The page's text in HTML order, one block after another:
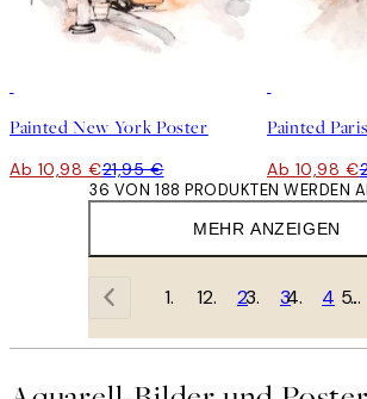
Painted New York Poster
Ab 10,98 €21,95 €
Painted
Ab 10,98 €
MEHR ANZEIGEN
36 VON 188 PRODUKTEN WERDEN
1 2 3 4 …